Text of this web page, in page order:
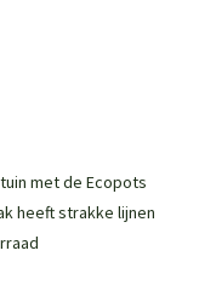
met de Ecopots
heeft strakke lijnen